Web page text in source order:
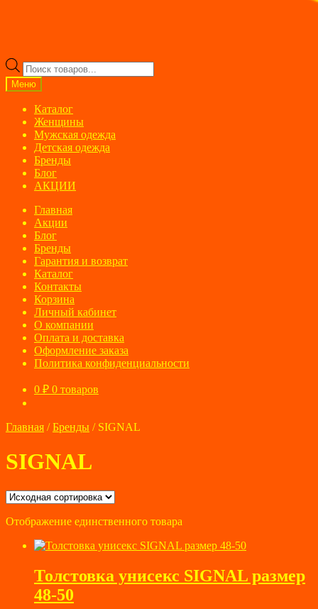
Поиск
товаров
Меню
Каталог
Женщины
Мужская одежда
Детская одежда
Бренды
Блог
АКЦИИ
Главная
Акции
Блог
Бренды
Гарантия и возврат
Каталог
Контакты
Корзина
Личный кабинет
О компании
Оплата и доставка
Оформление заказа
Политика конфиденциальности
0 ₽ 0 товаров
Главная /Бренды / SIGNAL
SIGNAL
Отображение единственного товара
Толстовка унисекс SIGNAL размер
48-50